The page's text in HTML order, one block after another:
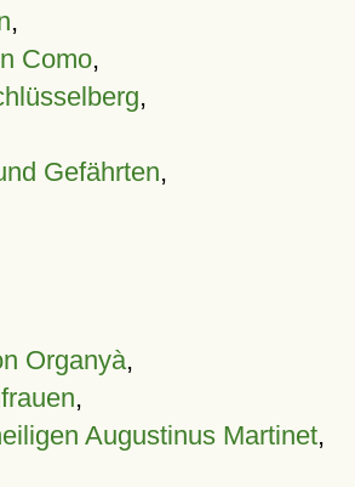
,
Como,
,
Gefährten,
Organyà,
,
Augustinus Martinet,